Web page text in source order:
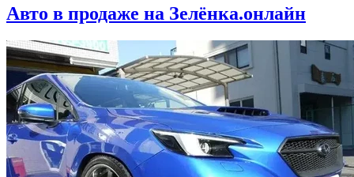
Авто в продаже на Зелёнка.онлайн